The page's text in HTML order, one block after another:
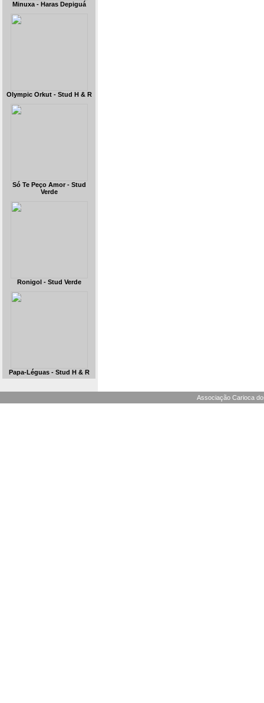
Minuxa - Haras Depiguá
Olympic Orkut - Stud H & R
Só Te Peço Amor - Stud
Verde
Ronigol - Stud Verde
Papa-Léguas - Stud H & R
Associação Carioca